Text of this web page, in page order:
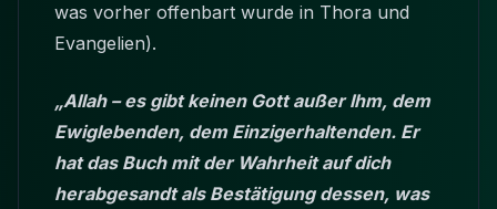
was vorher offenbart wurde in Thora und
Evangelien).
„Allah – es gibt keinen Gott außer Ihm, dem
Ewiglebenden, dem Einzigerhaltenden. Er
hat das Buch mit der Wahrheit auf dich
herabgesandt als Bestätigung dessen, was